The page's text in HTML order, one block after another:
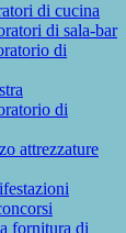
di cucina
di sala-bar
di
di
attrezzature
fornitura di